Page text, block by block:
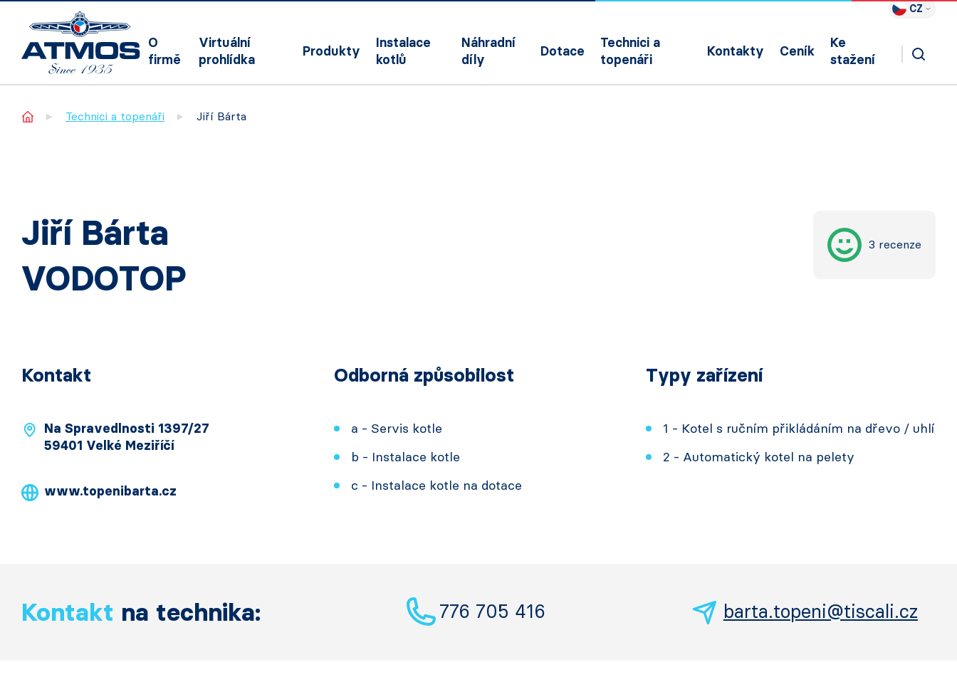
CZ
O
firmě
Virtuální
prohlídka
Produkty
Instalace
kotlů
Náhradní
díly
Dotace
Technici a
topenáři
Kontakty Ceník
Ke
stažení
Home Technici a topenáři Jiří Bárta
Jiří Bárta
VODOTOP
3 recenze
Kontakt
Na Spravedlnosti 1397/27
59401 Velké Meziříčí
www.topenibarta.cz
Odborná způsobilost
a - Servis kotle
b - Instalace kotle
c - Instalace kotle na dotace
Typy zařízení
1 - Kotel s ručním přikládáním na dřevo / uhlí
2 - Automatický kotel na pelety
Kontakt na technika: 776 705 416 barta.topeni@tiscali.cz